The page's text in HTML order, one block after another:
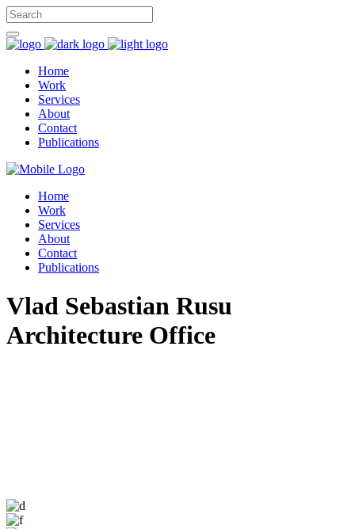
Home
Work
Services
About
Contact
Publications
Home
Work
Services
About
Contact
Publications
Vlad Sebastian Rusu
Architecture Office